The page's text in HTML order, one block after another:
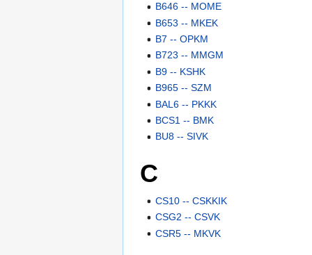
B646 -- MOME
B653 -- MKEK
B7 -- OPKM
B723 -- MMGM
B9 -- KSHK
B965 -- SZM
BAL6 -- PKKK
BCS1 -- BMK
BU8 -- SIVK
C
CS10 -- CSKKIK
CSG2 -- CSVK
CSR5 -- MKVK